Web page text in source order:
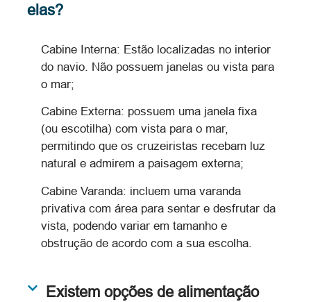
elas?
Cabine Interna: Estão localizadas no interior
do navio. Não possuem janelas ou vista para
o mar;
Cabine Externa: possuem uma janela fixa
(ou escotilha) com vista para o mar,
permitindo que os cruzeiristas recebam luz
natural e admirem a paisagem externa;
Cabine Varanda: incluem uma varanda
privativa com área para sentar e desfrutar da
vista, podendo variar em tamanho e
obstrução de acordo com a sua escolha.
Existem opções de alimentação